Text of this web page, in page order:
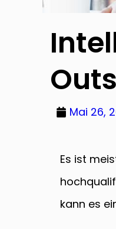
Mai 26,
Es ist
kann es